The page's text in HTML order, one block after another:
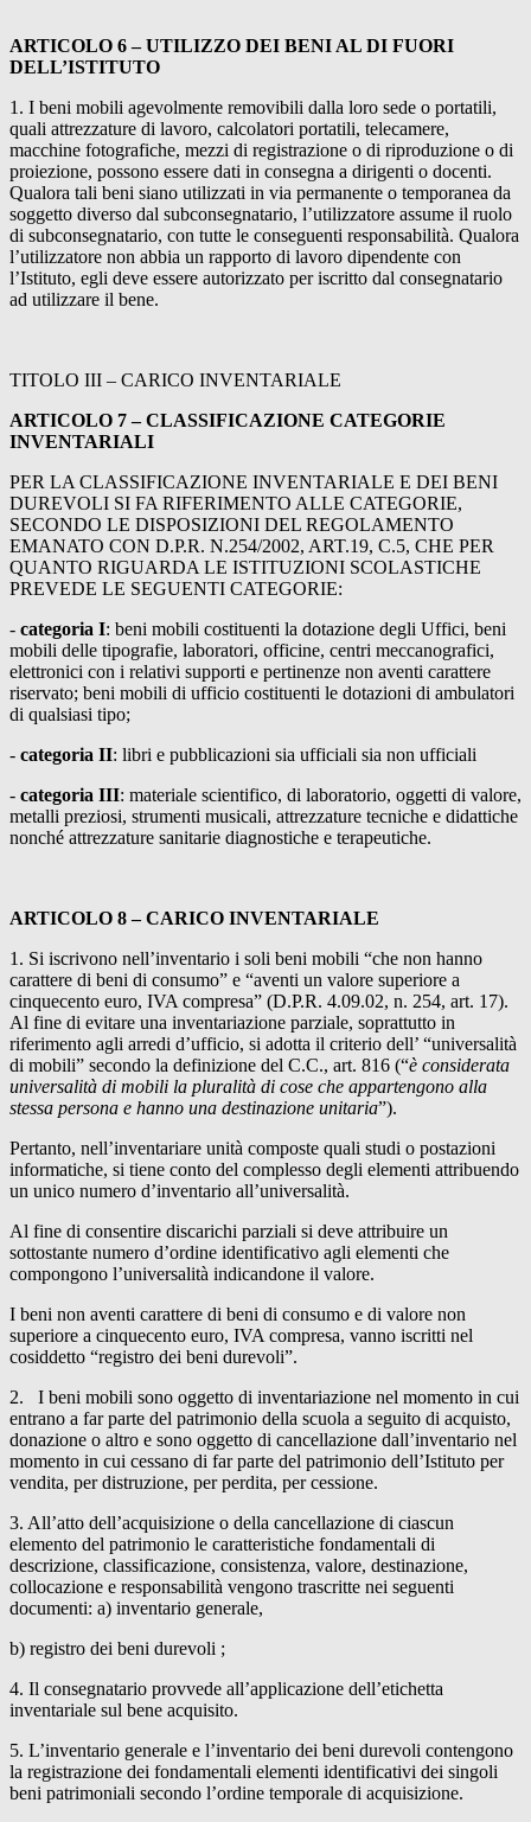
ARTICOLO 6 – UTILIZZO DEI BENI AL DI FUORI
DELL’ISTITUTO
1. I beni mobili agevolmente removibili dalla loro sede o portatili,
quali attrezzature di lavoro, calcolatori portatili, telecamere,
macchine fotografiche, mezzi di registrazione o di riproduzione o di
proiezione, possono essere dati in consegna a dirigenti o docenti.
Qualora tali beni siano utilizzati in via permanente o temporanea da
soggetto diverso dal subconsegnatario, l’utilizzatore assume il ruolo
di subconsegnatario, con tutte le conseguenti responsabilità. Qualora
l’utilizzatore non abbia un rapporto di lavoro dipendente con
l’Istituto, egli deve essere autorizzato per iscritto dal consegnatario
ad utilizzare il bene.
TITOLO III – CARICO INVENTARIALE
ARTICOLO 7 – CLASSIFICAZIONE CATEGORIE
INVENTARIALI
PER LA CLASSIFICAZIONE INVENTARIALE E DEI BENI
DUREVOLI SI FA RIFERIMENTO ALLE CATEGORIE,
SECONDO LE DISPOSIZIONI DEL REGOLAMENTO
EMANATO CON D.P.R. N.254/2002, ART.19, C.5, CHE PER
QUANTO RIGUARDA LE ISTITUZIONI SCOLASTICHE
PREVEDE LE SEGUENTI CATEGORIE:
- categoria I: beni mobili costituenti la dotazione degli Uffici, beni
mobili delle tipografie, laboratori, officine, centri meccanografici,
elettronici con i relativi supporti e pertinenze non aventi carattere
riservato; beni mobili di ufficio costituenti le dotazioni di ambulatori
di qualsiasi tipo;
- categoria II: libri e pubblicazioni sia ufficiali sia non ufficiali
- categoria III: materiale scientifico, di laboratorio, oggetti di valore,
metalli preziosi, strumenti musicali, attrezzature tecniche e didattiche
nonché attrezzature sanitarie diagnostiche e terapeutiche.
ARTICOLO 8 – CARICO INVENTARIALE
1. Si iscrivono nell’inventario i soli beni mobili “che non hanno
carattere di beni di consumo” e “aventi un valore superiore a
cinquecento euro, IVA compresa” (D.P.R. 4.09.02, n. 254, art. 17).
Al fine di evitare una inventariazione parziale, soprattutto in
riferimento agli arredi d’ufficio, si adotta il criterio dell’ “universalità
di mobili” secondo la definizione del C.C., art. 816 (“è considerata
universalità di mobili la pluralità di cose che appartengono alla
stessa persona e hanno una destinazione unitaria”).
Pertanto, nell’inventariare unità composte quali studi o postazioni
informatiche, si tiene conto del complesso degli elementi attribuendo
un unico numero d’inventario all’universalità.
Al fine di consentire discarichi parziali si deve attribuire un
sottostante numero d’ordine identificativo agli elementi che
compongono l’universalità indicandone il valore.
I beni non aventi carattere di beni di consumo e di valore non
superiore a cinquecento euro, IVA compresa, vanno iscritti nel
cosiddetto “registro dei beni durevoli”.
2. I beni mobili sono oggetto di inventariazione nel momento in cui
entrano a far parte del patrimonio della scuola a seguito di acquisto,
donazione o altro e sono oggetto di cancellazione dall’inventario nel
momento in cui cessano di far parte del patrimonio dell’Istituto per
vendita, per distruzione, per perdita, per cessione.
3. All’atto dell’acquisizione o della cancellazione di ciascun
elemento del patrimonio le caratteristiche fondamentali di
descrizione, classificazione, consistenza, valore, destinazione,
collocazione e responsabilità vengono trascritte nei seguenti
documenti: a) inventario generale,
b) registro dei beni durevoli ;
4. Il consegnatario provvede all’applicazione dell’etichetta
inventariale sul bene acquisito.
5. L’inventario generale e l’inventario dei beni durevoli contengono
la registrazione dei fondamentali elementi identificativi dei singoli
beni patrimoniali secondo l’ordine temporale di acquisizione.